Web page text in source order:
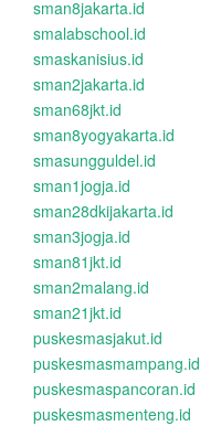
sman8jakarta.id
smalabschool.id
smaskanisius.id
sman2jakarta.id
sman68jkt.id
sman8yogyakarta.id
smasungguldel.id
sman1jogja.id
sman28dkijakarta.id
sman3jogja.id
sman81jkt.id
sman2malang.id
sman21jkt.id
puskesmasjakut.id
puskesmasmampang.id
puskesmaspancoran.id
puskesmasmenteng.id